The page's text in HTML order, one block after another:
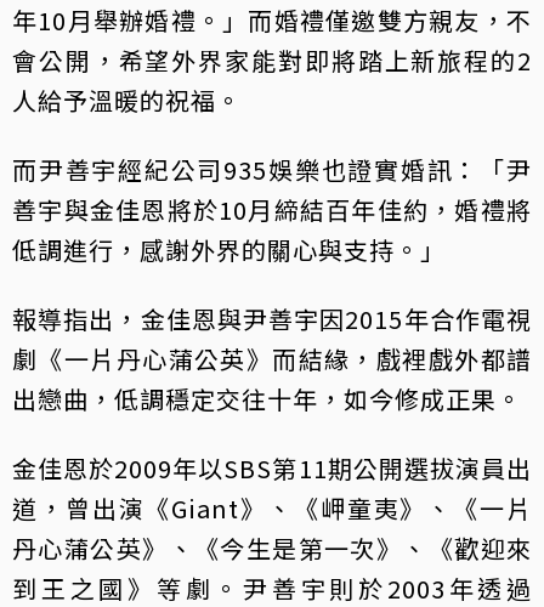
年10月舉辦婚禮。」而婚禮僅邀雙方親友，不
會公開，希望外界家能對即將踏上新旅程的2
人給予溫暖的祝福。
而尹善宇經紀公司935娛樂也證實婚訊：「尹
善宇與金佳恩將於10月締結百年佳約，婚禮將
低調進行，感謝外界的關心與支持。」
報導指出，金佳恩與尹善宇因2015年合作電視
劇《一片丹心蒲公英》而結緣，戲裡戲外都譜
出戀曲，低調穩定交往十年，如今修成正果。
金佳恩於2009年以SBS第11期公開選拔演員出
道，曾出演《Giant》、《岬童夷》、《一片
丹心蒲公英》、《今生是第一次》、《歡迎來
到王之國》等劇。尹善宇則於2003年透過